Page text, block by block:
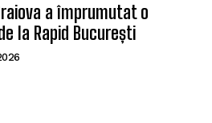
a împrumutat o
la Rapid București